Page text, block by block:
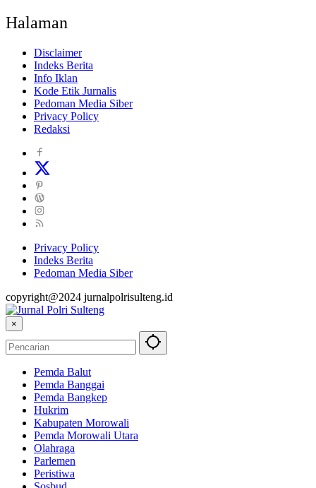
Halaman
Disclaimer
Indeks Berita
Info Iklan
Kode Etik Jurnalis
Pedoman Media Siber
Privacy Policy
Redaksi
Privacy Policy
Indeks Berita
Pedoman Media Siber
copyright@2024 jurnalpolrisulteng.id
×
Pemda Balut
Pemda Banggai
Pemda Bangkep
Hukrim
Kabupaten Morowali
Pemda Morowali Utara
Olahraga
Parlemen
Peristiwa